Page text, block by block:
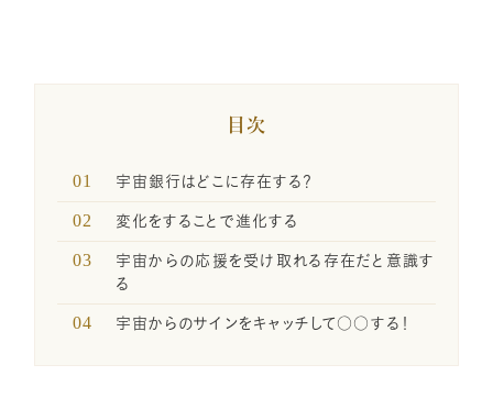
引き寄せレポート
企業・経営者向け研修のご案内
目次
宇宙銀行はどこに存在する？
変化をすることで進化する
宇宙からの応援を受け取れる存在だと意識す
る
宇宙からのサインをキャッチして○○する！